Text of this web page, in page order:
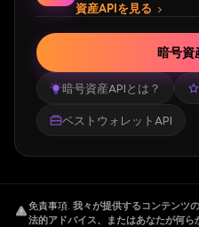
資産APIを見る
暗号資産APIとは？
ベストウォレットAPI
暗号資
免責事項. 我々が提供するコンテンツ
法的アドバイス、またはあなたが何